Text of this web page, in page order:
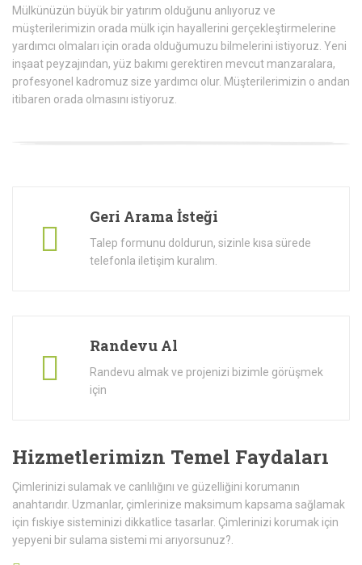
Mülkünüzün büyük bir yatırım olduğunu anlıyoruz ve
müşterilerimizin orada mülk için hayallerini gerçekleştirmelerine
yardımcı olmaları için orada olduğumuzu bilmelerini istiyoruz. Yeni
inşaat peyzajından, yüz bakımı gerektiren mevcut manzaralara,
profesyonel kadromuz size yardımcı olur. Müşterilerimizin o andan
itibaren orada olmasını istiyoruz.
Geri Arama İsteği
Talep formunu doldurun, sizinle kısa sürede
telefonla iletişim kuralım.
Randevu Al
Randevu almak ve projenizi bizimle görüşmek
için
Hizmetlerimizn Temel Faydaları
Çimlerinizi sulamak ve canlılığını ve güzelliğini korumanın
anahtarıdır. Uzmanlar, çimlerinize maksimum kapsama sağlamak
için fıskiye sisteminizi dikkatlice tasarlar. Çimlerinizi korumak için
yepyeni bir sulama sistemi mi arıyorsunuz?.